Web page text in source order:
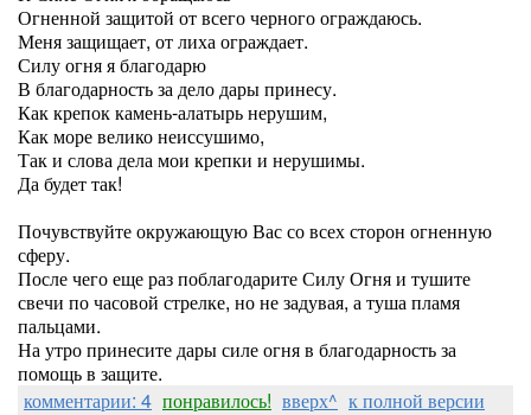
Огненной защитой от всего черного ограждаюсь.
Меня защищает, от лиха ограждает.
Силу огня я благодарю
В благодарность за дело дары принесу.
Как крепок камень-алатырь нерушим,
Как море велико неиссушимо,
Так и слова дела мои крепки и нерушимы.
Да будет так!
Почувствуйте окружающую Вас со всех сторон огненную
сферу.
После чего еще раз поблагодарите Силу Огня и тушите
свечи по часовой стрелке, но не задувая, а туша пламя
пальцами.
На утро принесите дары силе огня в благодарность за
помощь в защите.
комментарии: 4 понравилось! вверх^ к полной версии